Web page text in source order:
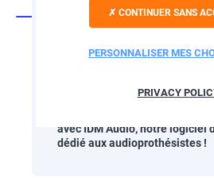
SOFTWARE
IDM Audio,
de gestion
avec IDM Audio, notre logiciel
dédié aux audioprothésistes !
CONTINUER SANS
PERSONNALISER MES
PRIVACY